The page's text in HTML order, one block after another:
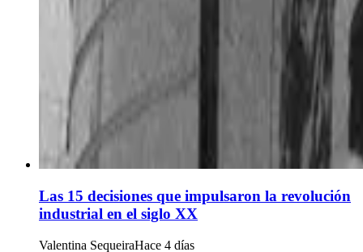
Las 15 decisiones que impulsaron la revolución
industrial en el siglo XX
Valentina SequeiraHace 4 días